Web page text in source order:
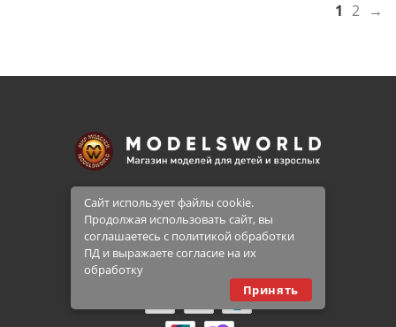
1 2 →
Принимаем к оплате
Сайт использует файлы cookie.
Продолжая использовать сайт, вы
соглашаетесь с политикой обработки
ПД и выражаете согласие на их
обработку
Принять